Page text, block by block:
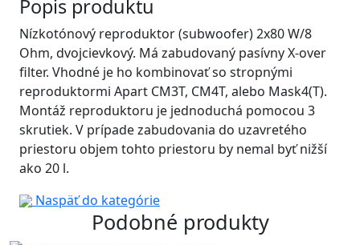
Popis produktu
Nízkotónový reproduktor (subwoofer) 2x80 W/8
Ohm, dvojcievkový. Má zabudovaný pasívny X-over
filter. Vhodné je ho kombinovať so stropnými
reproduktormi Apart CM3T, CM4T, alebo Mask4(T).
Montáž reproduktoru je jednoduchá pomocou 3
skrutiek. V prípade zabudovania do uzavretého
priestoru objem tohto priestoru by nemal byť nižší
ako 20 l.
Naspäť do kategórie
Podobné produkty